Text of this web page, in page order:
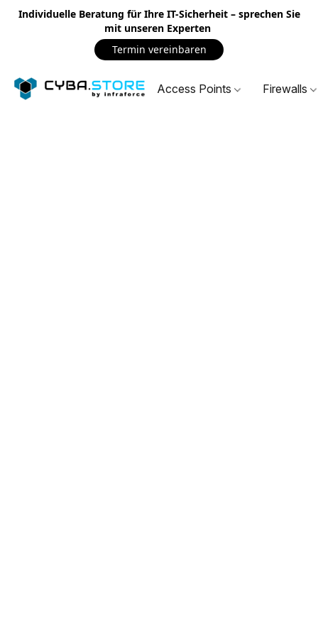
Individuelle Beratung für Ihre IT-Sicherheit – sprechen Sie
mit unseren Experten
Termin vereinbaren
Access Points Firewalls